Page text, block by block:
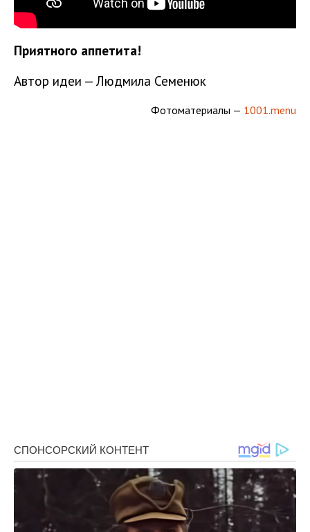
Приятного аппетита!
Автор идеи — Людмила Семенюк
Фотоматериалы — 1001.menu